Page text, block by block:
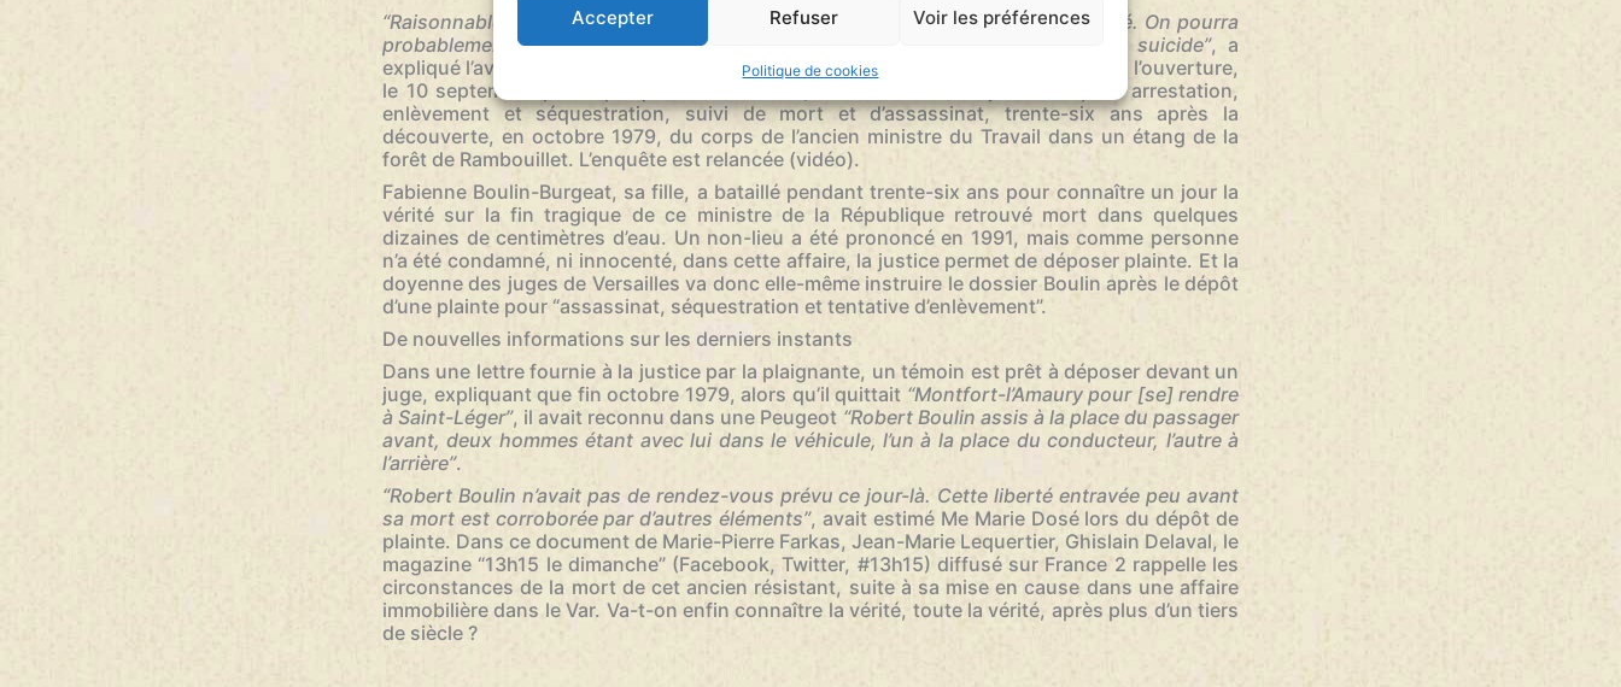
Accepter Refuser Voir les préférences
Politique de cookies
“Raisonnablement, il est possible d’établir que Robert Boulin ne s’est pas suicidé. On pourra
probablement s’approcher de la vérité et en terminer avec cette histoire de suicide”, a
expliqué l’avocate de la famille Boulin, Me Marie Dosé. Une déclaration faite après l’ouverture,
le 10 septembre par le parquet de Versailles, d’une information judiciaire pour arrestation,
enlèvement et séquestration, suivi de mort et d’assassinat, trente-six ans après la
découverte, en octobre 1979, du corps de l’ancien ministre du Travail dans un étang de la
forêt de Rambouillet. L’enquête est relancée (vidéo).
Fabienne Boulin-Burgeat, sa fille, a bataillé pendant trente-six ans pour connaître un jour la
vérité sur la fin tragique de ce ministre de la République retrouvé mort dans quelques
dizaines de centimètres d’eau. Un non-lieu a été prononcé en 1991, mais comme personne
n’a été condamné, ni innocenté, dans cette affaire, la justice permet de déposer plainte. Et la
doyenne des juges de Versailles va donc elle-même instruire le dossier Boulin après le dépôt
d’une plainte pour “assassinat, séquestration et tentative d’enlèvement”.
De nouvelles informations sur les derniers instants
Dans une lettre fournie à la justice par la plaignante, un témoin est prêt à déposer devant un
juge, expliquant que fin octobre 1979, alors qu’il quittait “Montfort-l’Amaury pour [se] rendre
à Saint-Léger”, il avait reconnu dans une Peugeot “Robert Boulin assis à la place du passager
avant, deux hommes étant avec lui dans le véhicule, l’un à la place du conducteur, l’autre à
l’arrière”.
“Robert Boulin n’avait pas de rendez-vous prévu ce jour-là. Cette liberté entravée peu avant
sa mort est corroborée par d’autres éléments”, avait estimé Me Marie Dosé lors du dépôt de
plainte. Dans ce document de Marie-Pierre Farkas, Jean-Marie Lequertier, Ghislain Delaval, le
magazine “13h15 le dimanche” (Facebook, Twitter, #13h15) diffusé sur France 2 rappelle les
circonstances de la mort de cet ancien résistant, suite à sa mise en cause dans une affaire
immobilière dans le Var. Va-t-on enfin connaître la vérité, toute la vérité, après plus d’un tiers
de siècle ?